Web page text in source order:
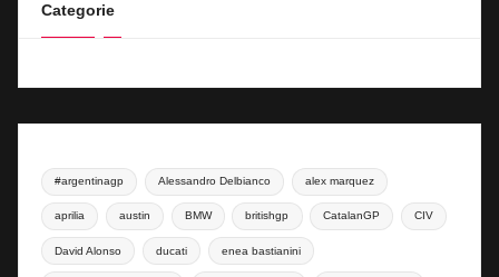
Categorie
#argentinagp Alessandro Delbianco alex marquez
aprilia austin BMW britishgp CatalanGP CIV
David Alonso ducati enea bastianini